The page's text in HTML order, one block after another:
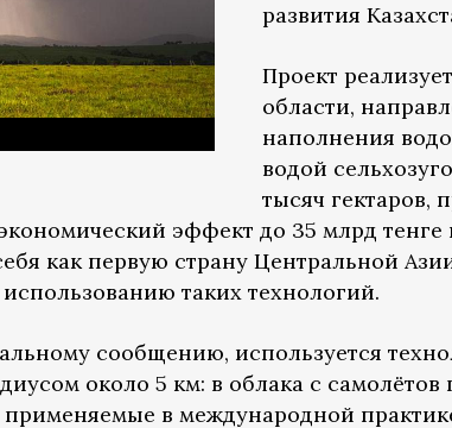
развития
Проект
области,
наполнения
водой
тысяч гектаров,
эффект до 35 млрд тенге
как первую страну Центральной
таких технологий.
сообщению, используется
около 5 км: в облака с
применяемые в международной